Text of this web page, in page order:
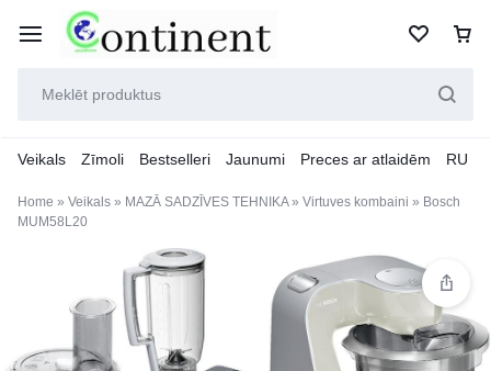
Veikals Zīmoli Bestselleri Jaunumi Preces ar atlaidēm RU
Home » Veikals » MAZĀ SADZĪVES TEHNIKA» Virtuves kombaini » Bosch
MUM58L20